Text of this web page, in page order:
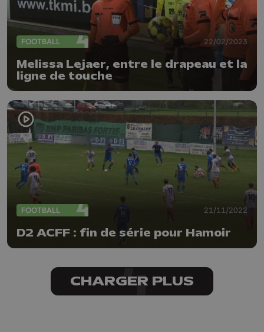
FOOTBALL 22/02/2023
Melissa Lejaer, entre le drapeau et la
ligne de touche
FOOTBALL 21/11/2022
D2 ACFF : fin de série pour Hamoir
CHARGER PLUS